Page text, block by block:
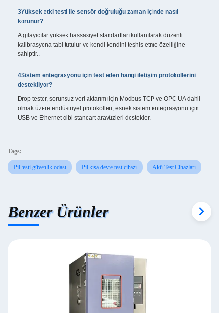
3Yüksek etki testi ile sensör doğruluğu zaman içinde nasıl
korunur?
Algılayıcılar yüksek hassasiyet standartları kullanılarak düzenli
kalibrasyona tabi tutulur ve kendi kendini teşhis etme özelliğine
sahiptir..
4Sistem entegrasyonu için test eden hangi iletişim protokollerini
destekliyor?
Drop tester, sorunsuz veri aktarımı için Modbus TCP ve OPC UA dahil
olmak üzere endüstriyel protokolleri, esnek sistem entegrasyonu için
USB ve Ethernet gibi standart arayüzleri destekler.
Tags:
Pil testi güvenlik odası Pil kısa devre test cihazı Akü Test Cihazları
Benzer Ürünler